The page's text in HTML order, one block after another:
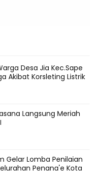
Desa Jia Kec.Sape
Akibat Korsleting Listrik
Langsung Meriah
Gelar Lomba Penilaian
Penana'e Kota